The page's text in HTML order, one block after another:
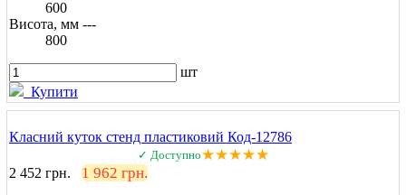
600
Висота, мм ---
800
шт
Купити
Класний куток стенд пластиковий Код-12786
✓ Доступно★★★★★
2 452 грн. 1 962 грн.